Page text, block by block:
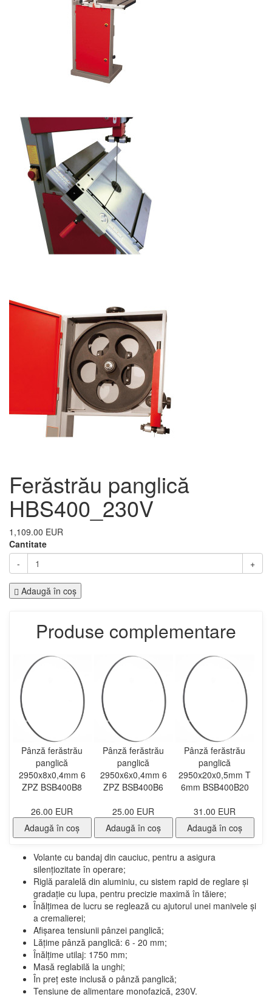
Ferăstrău panglică
HBS400_230V
1,109.00 EUR
Cantitate
-
+
Adaugă în coş
Produse complementare
Pânză ferăstrău
panglică
2950x8x0,4mm 6
ZPZ BSB400B8
26.00 EUR
Adaugă în coş
Pânză ferăstrău
panglică
2950x6x0,4mm 6
ZPZ BSB400B6
25.00 EUR
Adaugă în coş
Pânză ferăstrău
panglică
2950x20x0,5mm T
6mm BSB400B20
31.00 EUR
Adaugă în coş
Volante cu bandaj din cauciuc, pentru a asigura
silențiozitate în operare;
Riglă paralelă din aluminiu, cu sistem rapid de reglare și
gradație cu lupa, pentru precizie maximă în tăiere;
Înălțimea de lucru se reglează cu ajutorul unei manivele și
a cremalierei;
Afișarea tensiunii pânzei panglică;
Lățime pânză panglică: 6 - 20 mm;
Înălțime utilaj: 1750 mm;
Masă reglabilă la unghi;
În preț este inclusă o pânză panglică;
Tensiune de alimentare monofazică, 230V.